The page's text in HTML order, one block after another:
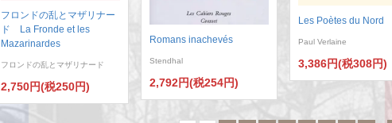
フロンドの乱とマザリナー
ド La Fronde et les
Mazarinardes
フロンドの乱とマザリナード
2,750円(税250円)
Romans inachevés
Stendhal
2,792円(税254円)
Les Poètes du Nord
Paul Verlaine
3,386円(税308円)